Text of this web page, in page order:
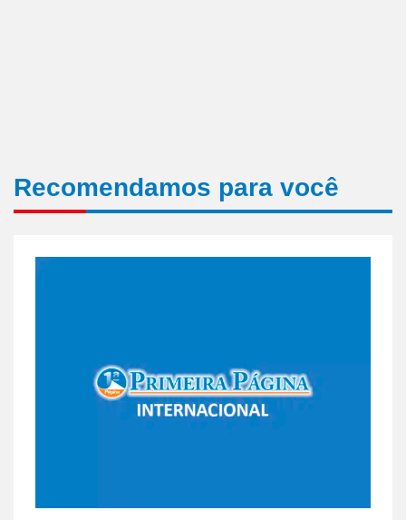
Recomendamos para você